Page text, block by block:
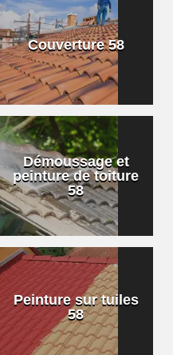
Couverture 58
Démoussage et
peinture de toiture
58
Peinture sur tuiles
58